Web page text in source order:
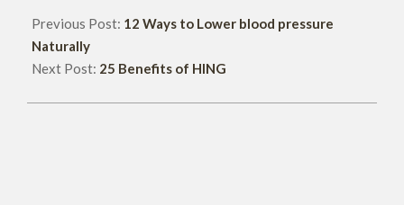
Previous Post: 12 Ways to Lower blood pressure
Naturally
Next Post: 25 Benefits of HING